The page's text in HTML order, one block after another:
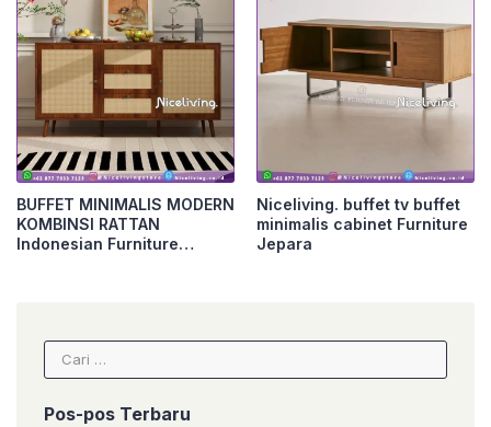
BUFFET MINIMALIS MODERN
KOMBINSI RATTAN
Indonesian Furniture
Niceliving. buffet tv buffet
minimalis cabinet Furniture
Jepara
Cari
untuk:
Pos-pos Terbaru